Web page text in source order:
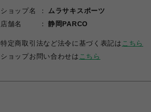
ショップ名
ムラサキスポーツ
店舗名
静岡PARCO
特定商取引法など法令に基づく表記は こちら
ショップお問い合わせは こちら